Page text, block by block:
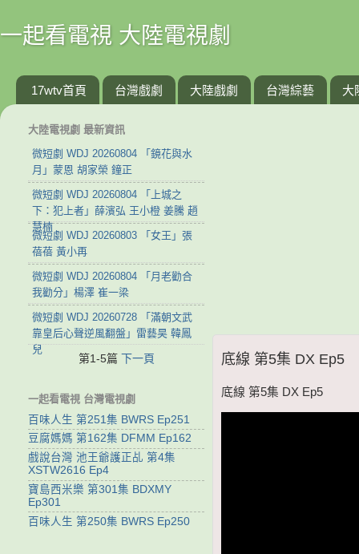
一起看電視 大陸電視劇
17wtv首頁 台灣戲劇 大陸戲劇 台灣綜藝 大
底線 第5集 DX Ep5
底線 第5集 DX Ep5
大陸電視劇 最新資訊
微短劇 WDJ 20260804 「鏡花與水
月」蒙恩 胡家榮 鐘正
微短劇 WDJ 20260804 「上城之
下：犯上者」薛濱弘 王小橙 姜騰 趙
慧楠
微短劇 WDJ 20260803 「女王」張
蓓蓓 黃小再
微短劇 WDJ 20260804 「月老勸合
我勸分」楊澤 崔一梁
微短劇 WDJ 20260728 「滿朝文武
靠皇后心聲逆風翻盤」雷藝昊 韓鳳
兒
第1-5篇 下一頁
一起看電視 台灣電視劇
百味人生 第251集 BWRS Ep251
豆腐媽媽 第162集 DFMM Ep162
戲說台灣 池王爺護正乩 第4集
XSTW2616 Ep4
寶島西米樂 第301集 BDXMY
Ep301
百味人生 第250集 BWRS Ep250